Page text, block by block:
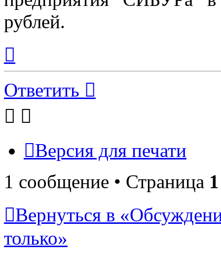
рублей.
началу
Ответить
Версия для печати
1 сообщение • Страница 1
Вернуться в
только»